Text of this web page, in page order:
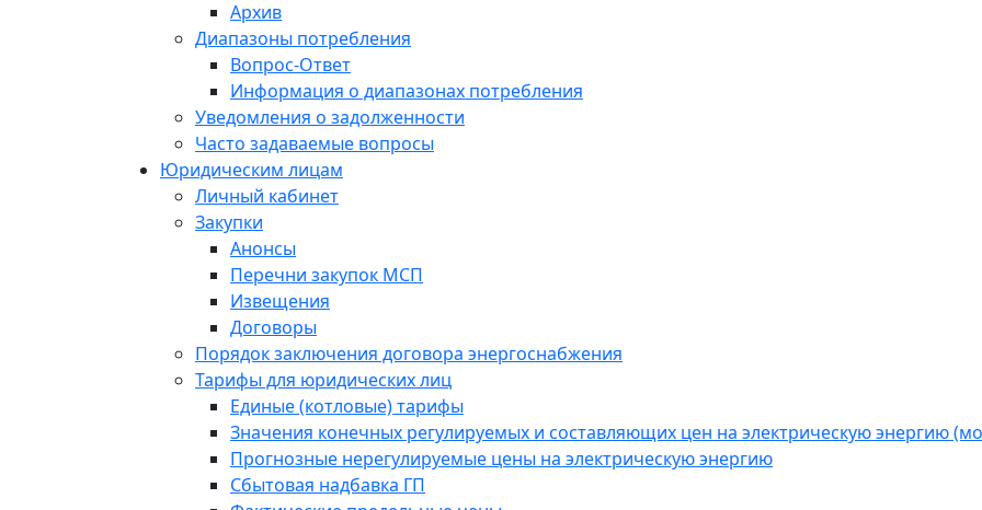
Архив
Диапазоны потребления
Вопрос-Ответ
Информация о диапазонах потребления
Уведомления о задолженности
Часто задаваемые вопросы
Юридическим лицам
Личный кабинет
Закупки
Анонсы
Перечни закупок МСП
Извещения
Договоры
Порядок заключения договора энергоснабжения
Тарифы для юридических лиц
Единые (котловые) тарифы
Значения конечных регулируемых и составляющих цен на электрическую энергию
Прогнозные нерегулируемые цены на электрическую энергию
Сбытовая надбавка ГП